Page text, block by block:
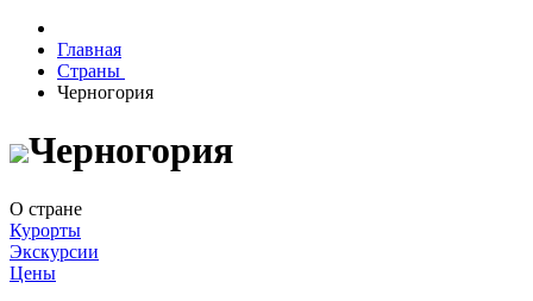
Главная
Страны
Черногория
Черногория
О стране
Курорты
Экскурсии
Цены